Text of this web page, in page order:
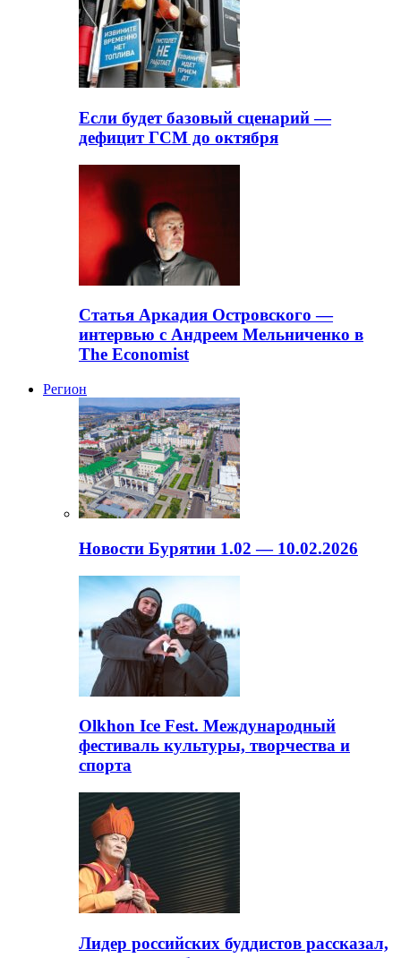
Если будет базовый сценарий —
дефицит ГСМ до октября
Статья Аркадия Островского —
интервью с Андреем Мельниченко в
The Economist
Регион
Новости Бурятии 1.02 — 10.02.2026
Olkhon Ice Fest. Международный
фестиваль культуры, творчества и
спорта
Лидер российских буддистов рассказал,